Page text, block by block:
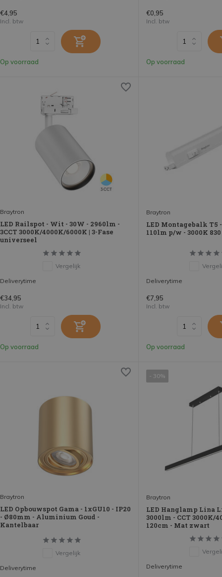
€4,95
Incl. btw
Op voorraad
€0,95
Incl. btw
Op voorraad
Braytron
LED Railspot - Wit - 30W - 2960lm -
3CCT 3000K/4000K/6000K | 3-Fase
universeel
Vergelijk
Deliverytime
€34,95
Incl. btw
Op voorraad
Braytron
LED Montagebalk T5
110lm p/w - 3000K 830
Deliverytime
€7,95
Incl. btw
Op voorraad
Braytron
LED Opbouwspot Gama - 1xGU10 - IP20
- Ø80mm - Aluminium Goud -
Kantelbaar
Vergelijk
Deliverytime
- 30%
Braytron
LED Hanglamp Lina
3000lm - CCT 3000K/
120cm - Mat zwart
Deliverytime